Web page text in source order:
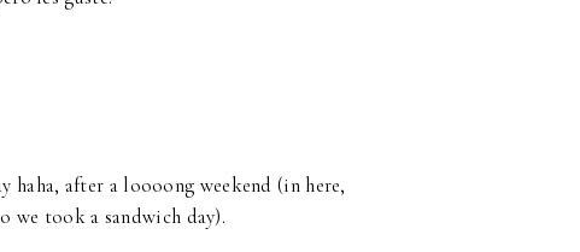
haha, after a loooong weekend (in here,
we took a sandwich day).